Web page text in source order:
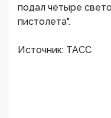
подал четыре
пистолета".
Источник: ТАСС